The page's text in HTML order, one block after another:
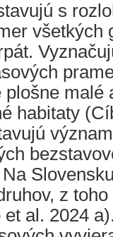
s
všetkých
malé
habitaty
z
al. 2024